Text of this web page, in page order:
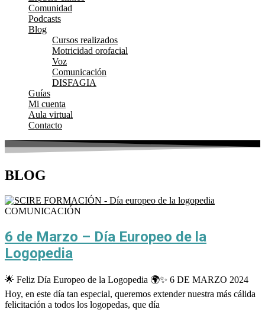
Comunidad
Podcasts
Blog
Cursos realizados
Motricidad orofacial
Voz
Comunicación
DISFAGIA
Guías
Mi cuenta
Aula virtual
Contacto
BLOG
COMUNICACIÓN
6 de Marzo – Día Europeo de la
Logopedia
🌟 Feliz Día Europeo de la Logopedia 🌍✨ 6 DE MARZO 2024
Hoy, en este día tan especial, queremos extender nuestra más cálida
felicitación a todos los logopedas, que día